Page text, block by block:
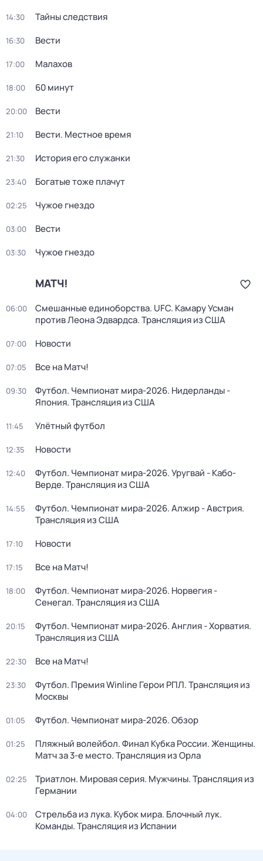
14:30 Тайны следствия
16:30 Вести
17:00 Малахов
18:00 60 минут
20:00 Вести
21:10 Вести. Местное время
21:30 История его служанки
23:40 Богатые тоже плачут
02:25 Чужое гнездо
03:00 Вести
03:30 Чужое гнездо
МАТЧ!
06:00
Смешанные единоборства. UFC. Камару Усман
против Леона Эдвардса. Трансляция из США
07:00 Новости
07:05 Все на Матч!
09:30
Футбол. Чемпионат мира-2026. Нидерланды -
Япония. Трансляция из США
11:45 Улётный футбол
12:35 Новости
12:40
Футбол. Чемпионат мира-2026. Уругвай - Кабо-
Верде. Трансляция из США
14:55
Футбол. Чемпионат мира-2026. Алжир - Австрия.
Трансляция из США
17:10 Новости
17:15 Все на Матч!
18:00
Футбол. Чемпионат мира-2026. Норвегия -
Сенегал. Трансляция из США
20:15
Футбол. Чемпионат мира-2026. Англия - Хорватия.
Трансляция из США
22:30 Все на Матч!
23:30
Футбол. Премия Winline Герои РПЛ. Трансляция из
Москвы
01:05 Футбол. Чемпионат мира-2026. Обзор
01:25
Пляжный волейбол. Финал Кубка России. Женщины.
Матч за 3-е место. Трансляция из Орла
02:25
Триатлон. Мировая серия. Мужчины. Трансляция из
Германии
04:00
Стрельба из лука. Кубок мира. Блочный лук.
Команды. Трансляция из Испании